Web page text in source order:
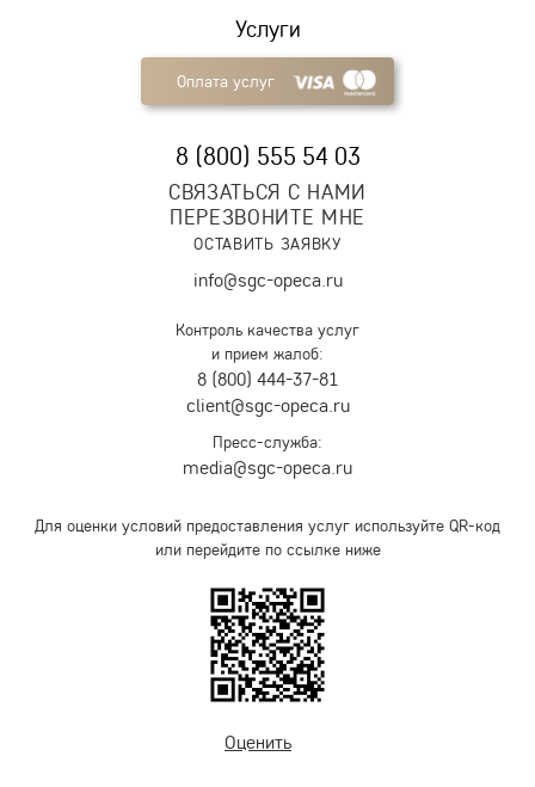
Услуги
Оплата услуг
8 (800) 555 54 03
СВЯЗАТЬСЯ С НАМИ
ПЕРЕЗВОНИТЕ МНЕ
ОСТАВИТЬ ЗАЯВКУ
info@sgc-opeca.ru
Контроль качества услуг
и прием жалоб:
8 (800) 444-37-81
client@sgc-opeca.ru
Пресс-служба:
media@sgc-opeca.ru
Для оценки условий предоставления услуг используйте QR-код
или перейдите по ссылке ниже
Оценить